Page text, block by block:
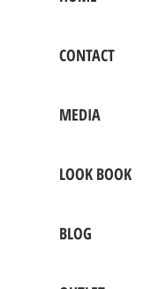
CONTACT
MEDIA
LOOK BOOK
BLOG